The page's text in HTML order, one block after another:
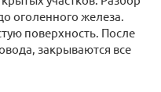
оголенного железа.
поверхность. После
закрываются все